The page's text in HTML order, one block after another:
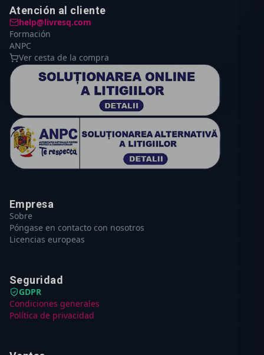
Atención al cliente
help@livresq.com
Formación
ANPC
Ver cesta de la compra
Empresa
Sobre
Póngase en contacto con nosotros
Licencias europeas
Seguridad
GDPR
Condiciones generales
Política de privacidad